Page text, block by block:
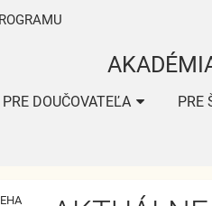
PRE DOUČOVATEĽA PRE